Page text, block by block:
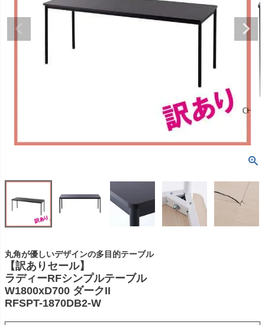
丸角が優しいデザインの多目的テーブル
【訳ありセール】
ラディーRFシンプルテーブル
W1800xD700 ダークII
RFSPT-1870DB2-W